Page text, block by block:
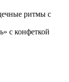
с конфеткой